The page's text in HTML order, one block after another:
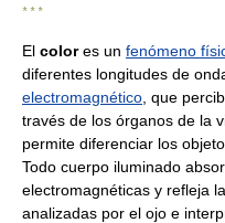
* * *
El colores un fenómeno
diferentes longitudes de
electromagnético , que
través de los órganos de la
permite diferenciar los
Todo cuerpo iluminado
electromagnéticas y refleja
analizadas por el ojo e